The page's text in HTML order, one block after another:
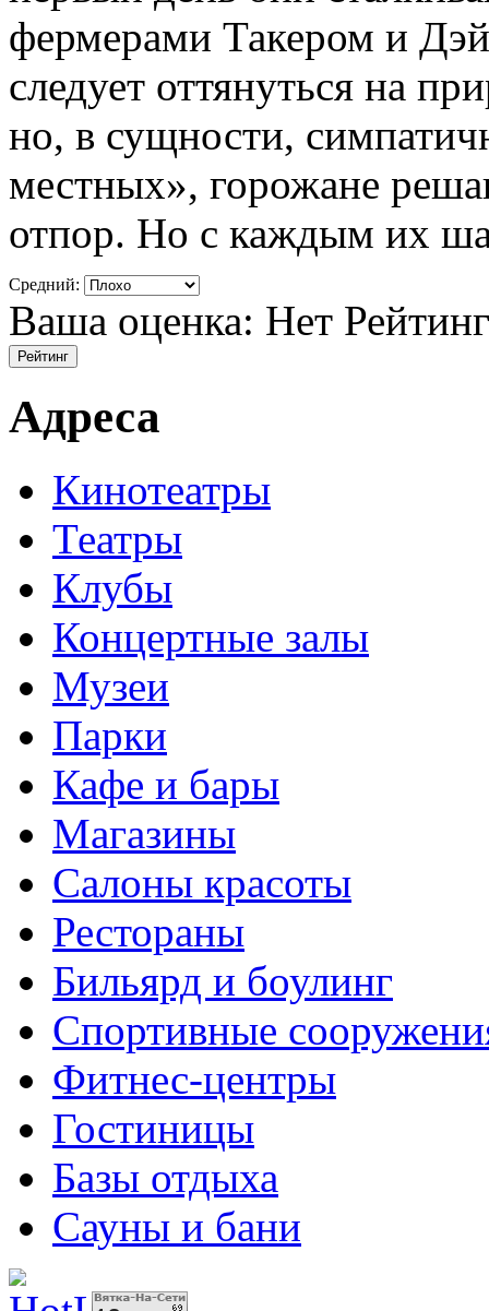
фермерами Такером и
следует оттянуться на
но, в сущности,
местных», горожане
отпор. Но с каждым их
Средний:
Ваша оценка: Нет
Адреса
Кинотеатры
Театры
Клубы
Концертные залы
Музеи
Парки
Кафе и бары
Магазины
Салоны красоты
Рестораны
Бильярд и боулинг
Спортивные
Фитнес-центры
Гостиницы
Базы отдыха
Сауны и бани